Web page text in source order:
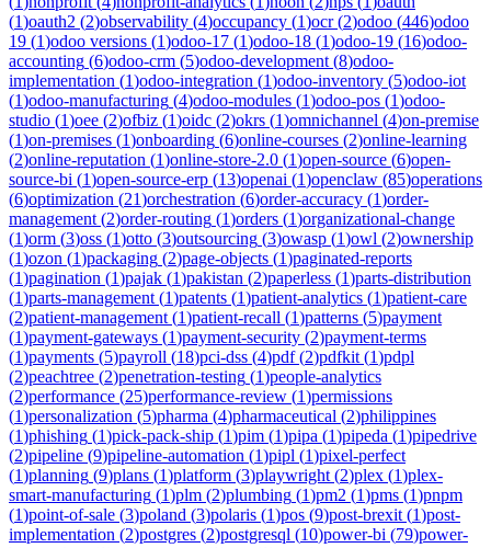
(1)oauth2 (2)observability (4)occupancy (1)ocr(2)odoo (446)odoo
19 (1)odoo versions (1)odoo-17 (1)odoo-18 (1)odoo-19 (16)odoo-
accounting (6)odoo-crm (5)odoo-development (8)odoo-
implementation (1)odoo-integration (1)odoo-inventory (5)odoo-iot
(1)odoo-manufacturing (4)odoo-modules (1)odoo-pos (1)odoo-
studio (1)oee (2)ofbiz (1)oidc (2)okrs (1)omnichannel (4)on-premise
(1)on-premises (1)onboarding (6)online-courses (2)online-learning
(2)online-reputation (1)online-store-2.0 (1)open-source (6)open-
source-bi (1)open-source-erp (13)openai (1)openclaw (85)operations
(6)optimization (21)orchestration (6)order-accuracy (1)order-
management (2)order-routing (1)orders (1)organizational-change
(1)orm (3)oss (1)otto (3)outsourcing (3)owasp (1)owl (2)ownership
(1)ozon (1)packaging (2)page-objects (1)paginated-reports
(1)pagination (1)pajak (1)pakistan (2)paperless (1)parts-distribution
(1)parts-management (1)patents (1)patient-analytics (1)patient-care
(2)patient-management (1)patient-recall (1)patterns (5)payment
(1)payment-gateways (1)payment-security (2)payment-terms
(1)payments (5)payroll (18)pci-dss (4)pdf(2)pdfkit (1)pdpl
(2)peachtree (2)penetration-testing (1)people-analytics
(2)performance (25)performance-review (1)permissions
(1)personalization (5)pharma (4)pharmaceutical (2)philippines
(1)phishing (1)pick-pack-ship (1)pim (1)pipa (1)pipeda (1)pipedrive
(2)pipeline (9)pipeline-automation (1)pipl (1)pixel-perfect
(1)planning (9)plans (1)platform (3)playwright (2)plex (1)plex-
smart-manufacturing (1)plm (2)plumbing (1)pm2 (1)pms (1)pnpm
(1)point-of-sale (3)poland (3)polaris (1)pos (9)post-brexit (1)post-
implementation (2)postgres (2)postgresql (10)power-bi (79)power-